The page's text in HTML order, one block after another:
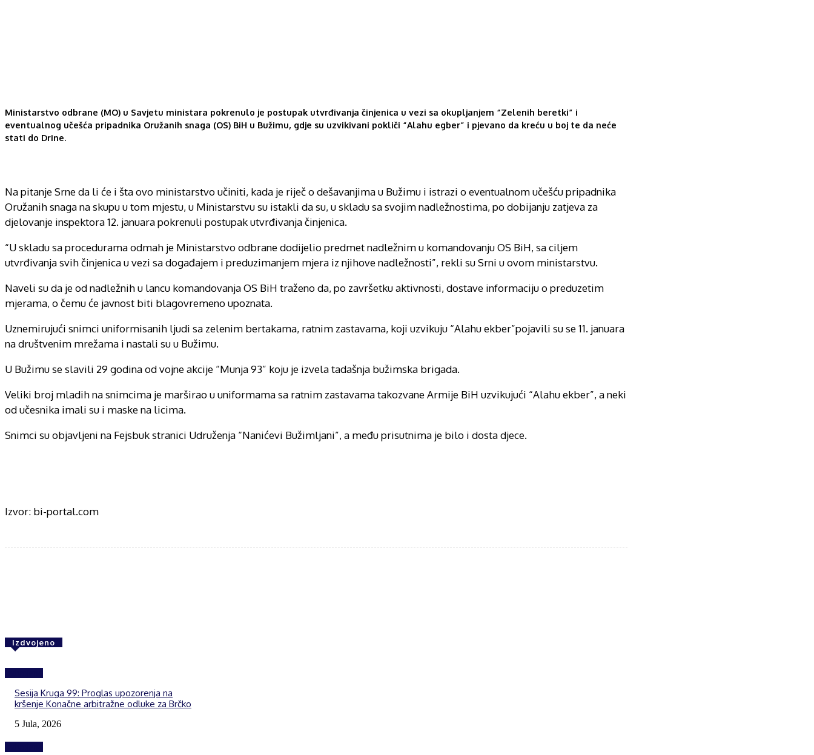
Ministarstvo odbrane (MO) u Savjetu ministara pokrenulo je postupak utvrđivanja činjenica u vezi sa okupljanjem “Zelenih beretki” i
eventualnog učešća pripadnika Oružanih snaga (OS) BiH u Bužimu, gdje su uzvikivani pokliči “Alahu egber” i pjevano da kreću u boj te da neće
stati do Drine.
Na pitanje Srne da li će i šta ovo ministarstvo učiniti, kada je riječ o dešavanjima u Bužimu i istrazi o eventualnom učešću pripadnika
Oružanih snaga na skupu u tom mjestu, u Ministarstvu su istakli da su, u skladu sa svojim nadležnostima, po dobijanju zatjeva za
djelovanje inspektora 12. januara pokrenuli postupak utvrđivanja činjenica.
“U skladu sa procedurama odmah je Ministarstvo odbrane dodijelio predmet nadležnim u komandovanju OS BiH, sa ciljem
utvrđivanja svih činjenica u vezi sa događajem i preduzimanjem mjera iz njihove nadležnosti”, rekli su Srni u ovom ministarstvu.
Naveli su da je od nadležnih u lancu komandovanja OS BiH traženo da, po završetku aktivnosti, dostave informaciju o preduzetim
mjerama, o čemu će javnost biti blagovremeno upoznata.
Uznemirujući snimci uniformisanih ljudi sa zelenim bertakama, ratnim zastavama, koji uzvikuju “Alahu ekber”pojavili su se 11. januara
na društvenim mrežama i nastali su u Bužimu.
U Bužimu se slavili 29 godina od vojne akcije “Munja 93” koju je izvela tadašnja bužimska brigada.
Veliki broj mladih na snimcima je marširao u uniformama sa ratnim zastavama takozvane Armije BiH uzvikujući “Alahu ekber”, a neki
od učesnika imali su i maske na licima.
Snimci su objavljeni na Fejsbuk stranici Udruženja “Nanićevi Bužimljani”, a među prisutnima je bilo i dosta djece.
Izvor: bi-portal.com
Izdvojeno
Sesija Kruga 99: Proglas upozorenja na
kršenje Konačne arbitražne odluke za Brčko
5 Jula, 2026